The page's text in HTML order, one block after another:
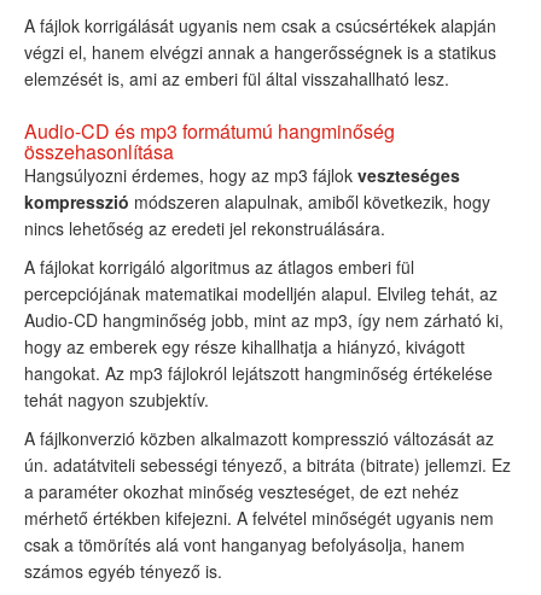
A fájlok korrigálását ugyanis nem csak a csúcsértékek alapján
végzi el, hanem elvégzi annak a hangerősségnek is a statikus
elemzését is, ami az emberi fül által visszahallható lesz.
Audio-CD és mp3 formátumú hangminőség
összehasonlítása
Hangsúlyozni érdemes, hogy az mp3 fájlok veszteséges
kompresszió módszeren alapulnak, amiből következik, hogy
nincs lehetőség az eredeti jel rekonstruálására.
A fájlokat korrigáló algoritmus az átlagos emberi fül
percepciójának matematikai modelljén alapul. Elvileg tehát, az
Audio-CD hangminőség jobb, mint az mp3, így nem zárható ki,
hogy az emberek egy része kihallhatja a hiányzó, kivágott
hangokat. Az mp3 fájlokról lejátszott hangminőség értékelése
tehát nagyon szubjektív.
A fájlkonverzió közben alkalmazott kompresszió változását az
ún. adatátviteli sebességi tényező, a bitráta (bitrate) jellemzi. Ez
a paraméter okozhat minőség veszteséget, de ezt nehéz
mérhető értékben kifejezni. A felvétel minőségét ugyanis nem
csak a tömörítés alá vont hanganyag befolyásolja, hanem
számos egyéb tényező is.